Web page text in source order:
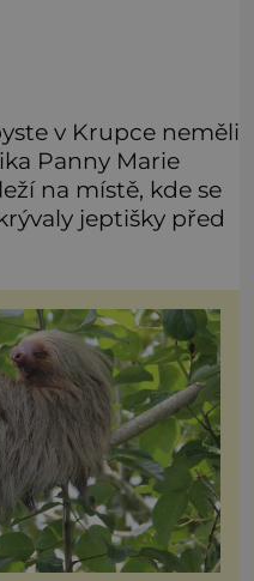
v Krupce neměli
Panny Marie
na místě, kde se
jeptišky před